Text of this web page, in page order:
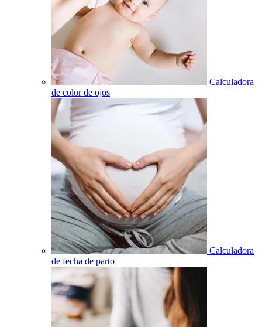
Calculadora
de color de ojos
Calculadora
de fecha de parto